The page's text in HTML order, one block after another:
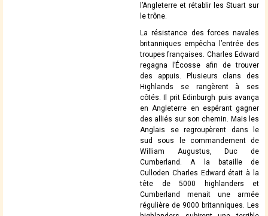
l’Angleterre et rétablir les Stuart sur
le trône.
La résistance des forces navales
britanniques empêcha l’entrée des
troupes françaises. Charles Edward
regagna l’Écosse afin de trouver
des appuis. Plusieurs clans des
Highlands se rangèrent à ses
côtés. Il prit Edinburgh puis avança
en Angleterre en espérant gagner
des alliés sur son chemin. Mais les
Anglais se regroupèrent dans le
sud sous le commandement de
William Augustus, Duc de
Cumberland. A la bataille de
Culloden Charles Edward était à la
tête de 5000 highlanders et
Cumberland menait une armée
régulière de 9000 britanniques. Les